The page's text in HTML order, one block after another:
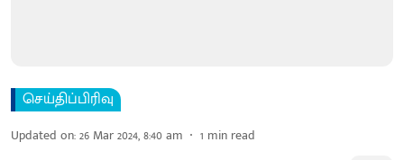
செய்திப்பிரிவு
Updated on:26 Mar 2024, 8:40 am 1 min read